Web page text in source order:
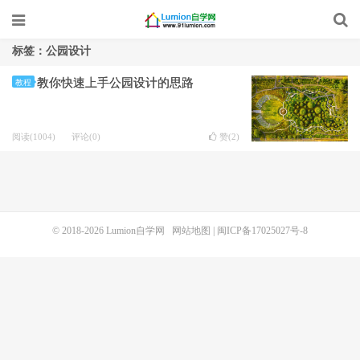
标签：公园设计
教程 教你快速上手公园设计的思路
阅读(1004) 评论(0) 赞(2)
© 2018-2026 Lumion自学网 网站地图 闽ICP备17025027号-8